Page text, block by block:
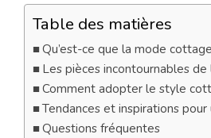
Table des matières
Qu’est-ce que la mode
Les pièces incontournables
Comment adopter le style
Tendances et inspirations
Questions fréquentes